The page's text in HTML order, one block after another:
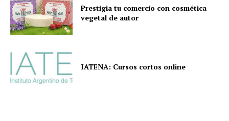
Prestigia tu comercio con cosmética
vegetal de autor
IATENA: Cursos cortos online